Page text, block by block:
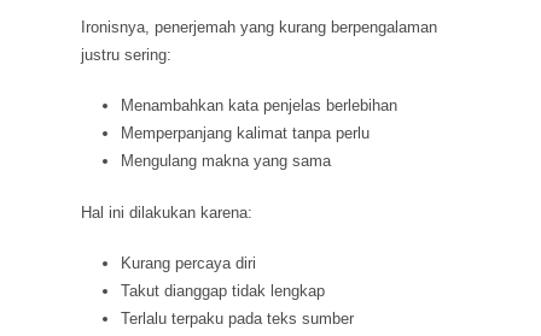
Ironisnya, penerjemah yang kurang berpengalaman
justru sering:
Menambahkan kata penjelas berlebihan
Memperpanjang kalimat tanpa perlu
Mengulang makna yang sama
Hal ini dilakukan karena:
Kurang percaya diri
Takut dianggap tidak lengkap
Terlalu terpaku pada teks sumber